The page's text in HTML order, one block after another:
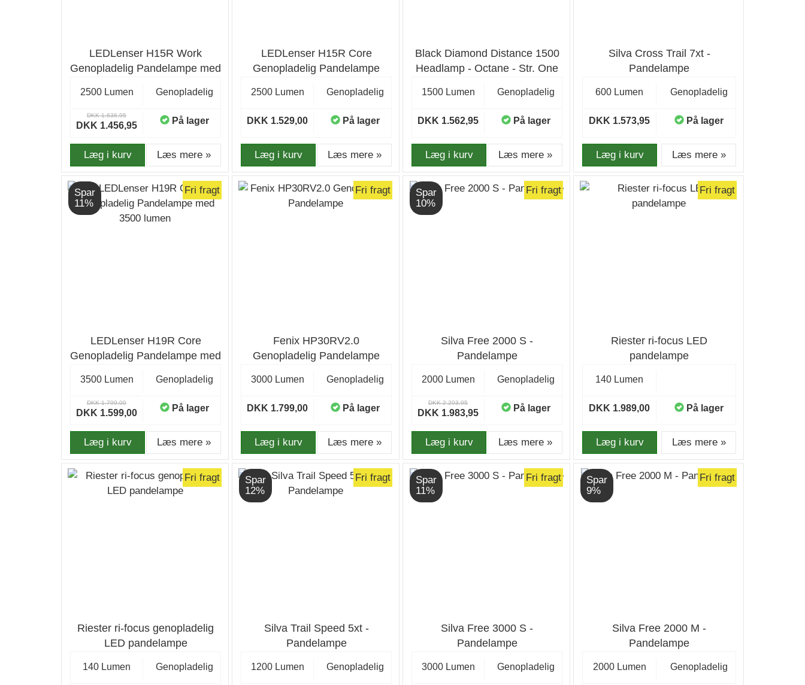
LEDLenser H15R Work
Genopladelig Pandelampe med
2500 Lumen Genopladelig
DKK 1.636,95
DKK 1.456,95 På lager
Læg i kurv Læs mere »
LEDLenser H15R Core
Genopladelig Pandelampe
2500 Lumen Genopladelig
DKK 1.529,00 På lager
Læg i kurv Læs mere »
Black Diamond Distance 1500
Headlamp - Octane - Str. One
1500 Lumen Genopladelig
DKK 1.562,95 På lager
Læg i kurv Læs mere »
Silva Cross Trail 7xt -
Pandelampe
600 Lumen Genopladelig
DKK 1.573,95 På lager
Læg i kurv Læs mere »
Spar
11%
Fri fragt
LEDLenser H19R Core
Genopladelig Pandelampe med
3500 Lumen Genopladelig
DKK 1.799,00
DKK 1.599,00 På lager
Læg i kurv Læs mere »
Fri fragt
Fenix HP30RV2.0
Genopladelig Pandelampe
3000 Lumen Genopladelig
DKK 1.799,00 På lager
Læg i kurv Læs mere »
Spar
10%
Fri fragt
Silva Free 2000 S -
Pandelampe
2000 Lumen Genopladelig
DKK 2.203,95
DKK 1.983,95 På lager
Læg i kurv Læs mere »
Fri fragt
Riester ri-focus LED
pandelampe
140 Lumen
DKK 1.989,00 På lager
Læg i kurv Læs mere »
Fri fragt
Riester ri-focus genopladelig
LED pandelampe
140 Lumen Genopladelig
Spar
12%
Fri fragt
Silva Trail Speed 5xt -
Pandelampe
1200 Lumen Genopladelig
Spar
11%
Fri fragt
Silva Free 3000 S -
Pandelampe
3000 Lumen Genopladelig
Spar
9%
Fri fragt
Silva Free 2000 M -
Pandelampe
2000 Lumen Genopladelig